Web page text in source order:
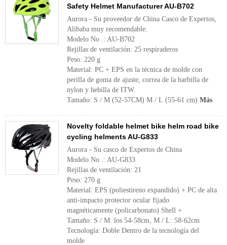
Safety Helmet Manufacturer AU-B702
Aurora - Su proveedor de China Casco de Expertos,
Alibaba muy recomendable.
Modelo No .: AU-B702
Rejillas de ventilación: 25 respiraderos
Peso: 220 g
Material: PC + EPS en la técnica de molde con
perilla de goma de ajuste, correa de la barbilla de
nylon y hebilla de ITW.
Tamaño: S / M (52-57CM) M / L (55-61 cm) Más
Novelty foldable helmet bike helm road bike
cycling helments AU-G833
Aurora - Su casco de Expertos de China
Modelo No .: AU-G833
Rejillas de ventilación: 21
Peso: 270 g
Material: EPS (poliestireno expandido) + PC de alta
anti-impacto protector ocular fijado
magnéticamente (policarbonato) Shell +
Tamaño: S / M: los 54-58cm, M / L: 58-62cm
Tecnología: Doble Dentro de la tecnología del
molde